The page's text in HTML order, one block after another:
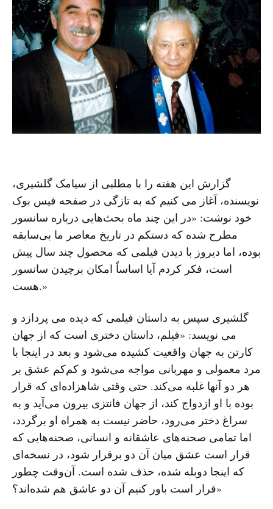
گزارش این هفته را با مطلبی از سیامک گلشیری،
نویسنده، آغاز می کنیم که به تازگی در صفحه فیس بوک
خود نوشت: «در این چند ماه بحث‌هایی درباره سانسور
مطرح شده که دستکم در تاریخ معاصر ما بی‌سابقه
بوده، اما دیروز با دیدن فیلمی که محصول چند سال پیش
است، فکر کردم آیا اساساً امکان برچیدن سانسور
هست.»
گلشیری سپس به داستان فیلمی که دیده می پردازد و
می نویسد: «فیلم، داستان دختری است که از جهان
کارتن به جهان واقعیت کشیده می‌شود و بعد در اینجا با
مرد معمولی و مهربانی مواجه می‌شود و کم‌کم عشق بر
هر دو آنها غلبه می‌کند. حتی وقتی شاهزاده‌ای که قرار
بوده با او ازدواج کند، از جهان فانتزی بیرون می‌آید و به
سراغ دختر می‌رود، حاضر نیست به همراه او برگردد،
اما تمامی صحنه‌های عاشقانه و انسانی، صحنه‌هایی که
قرار است عشق میان آن دو برقرار شود، در نسخه‌ای
که اینجا دوبله شده، حذف شده است. آن‌وقت چطور
قرار است باور کنیم آن دو عاشق هم شده‌اند؟»